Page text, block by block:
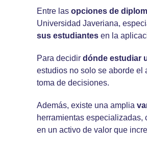
Entre las opciones de
Universidad Javeriana,
sus estudiantes en la
Para decidir dónde estudiar
estudios no solo se aborde el
toma de decisiones.
Además, existe una amplia
herramientas especializadas,
en un activo de valor que